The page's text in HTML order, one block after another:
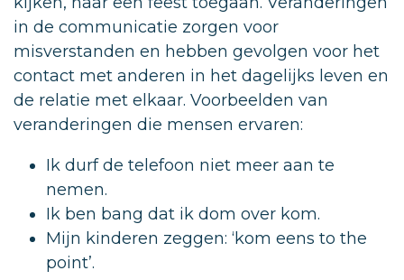
in de communicatie zorgen voor
misverstanden en hebben gevolgen voor het
contact met anderen in het dagelijks leven en
de relatie met elkaar. Voorbeelden van
veranderingen die mensen ervaren:
Ik durf de telefoon niet meer aan te
nemen.
Ik ben bang dat ik dom over kom.
Mijn kinderen zeggen: ‘kom eens to the
point’.